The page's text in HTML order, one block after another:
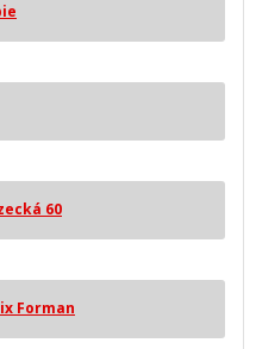
60
Forman